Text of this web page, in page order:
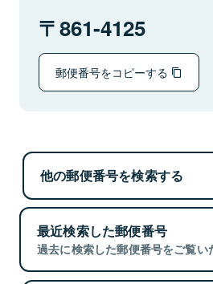
861-4125
郵便番号をコピーする
他の郵便番号を検索する
最近検索した郵便番号
過去に検索した郵便番号をご覧い